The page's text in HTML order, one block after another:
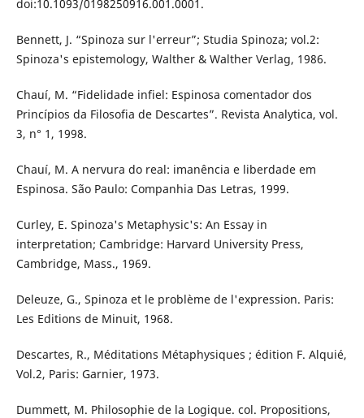
doi:10.1093/0198250916.001.0001.
Bennett, J. “Spinoza sur l'erreur”; Studia Spinoza; vol.2:
Spinoza's epistemology, Walther & Walther Verlag, 1986.
Chauí, M. “Fidelidade infiel: Espinosa comentador dos
Princípios da Filosofia de Descartes”. Revista Analytica, vol.
3, n° 1, 1998.
Chauí, M. A nervura do real: imanência e liberdade em
Espinosa. São Paulo: Companhia Das Letras, 1999.
Curley, E. Spinoza's Metaphysic's: An Essay in
interpretation; Cambridge: Harvard University Press,
Cambridge, Mass., 1969.
Deleuze, G., Spinoza et le problème de l'expression. Paris:
Les Editions de Minuit, 1968.
Descartes, R., Méditations Métaphysiques ; édition F. Alquié,
Vol.2, Paris: Garnier, 1973.
Dummett, M. Philosophie de la Logique. col. Propositions,